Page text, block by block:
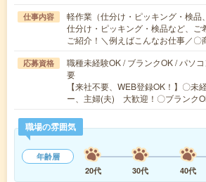
仕事内容
軽作業（仕分け・ピッキング・検品
仕分け・ピッキング・検品など、ご
ご紹介！＼例えばこんなお仕事／
応募資格
職種未経験OK / ブランクOK / パソ
要
【来社不要、WEB登録OK！】〇未
ー、主婦(夫) 大歓迎！〇ブランク
職場の雰囲気
年齢層
20代
30代 40代